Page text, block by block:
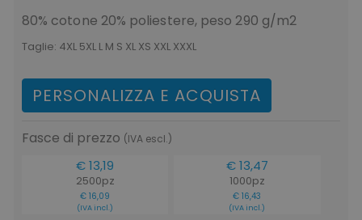
80% cotone 20% poliestere, peso 290 g/m2
Taglie: 4XL 5XL L M S XL XS XXL XXXL
PERSONALIZZA E ACQUISTA
Fasce di prezzo (IVA escl.)
€ 13,19
2500pz
€ 16,09
(IVA incl.)
€ 13,47
1000pz
€ 16,43
(IVA incl.)